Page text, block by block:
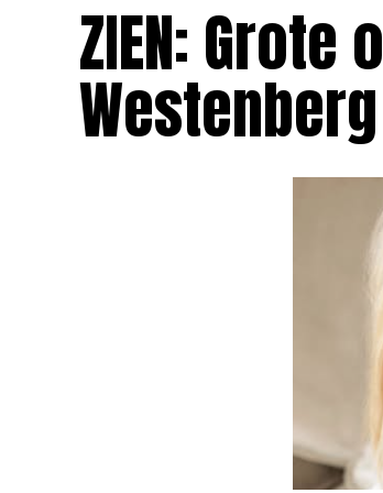
ZIEN:
Westenberg